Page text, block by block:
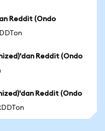
Reddit (Ondo
Reddit (Ondo
Reddit (Ondo